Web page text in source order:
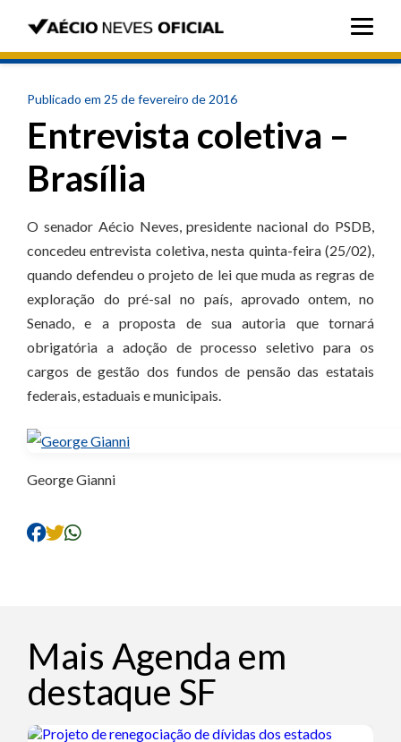
Publicado em 25 de fevereiro de 2016
Entrevista coletiva –
Brasília
O senador Aécio Neves, presidente nacional do PSDB,
concedeu entrevista coletiva, nesta quinta-feira (25/02),
quando defendeu o projeto de lei que muda as regras de
exploração do pré-sal no país, aprovado ontem, no
Senado, e a proposta de sua autoria que tornará
obrigatória a adoção de processo seletivo para os
cargos de gestão dos fundos de pensão das estatais
federais, estaduais e municipais.
George Gianni
Mais Agenda em
destaque SF